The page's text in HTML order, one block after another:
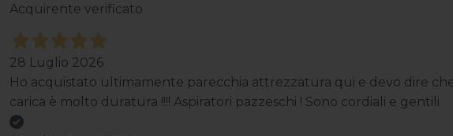
Acquirente verificato
28 Luglio 2026
Ho acquistato ultimamente parecchia attrezzatura qui e devo dire
carica è molto duratura !!!! Aspiratori pazzeschi ! Sono cordiali e gentili